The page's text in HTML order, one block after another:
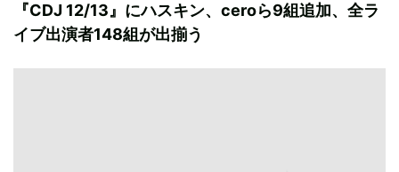
『CDJ 12/13』にハスキン、ceroら9組追加、全ラ
イブ出演者148組が出揃う